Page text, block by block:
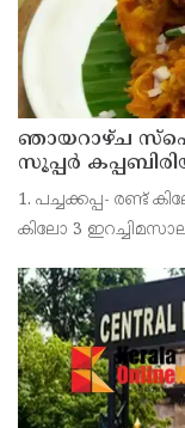
ഞായറാഴ്ച
സൂപ്പർ
1. പച്ചക്കപ്പ- രണ്ട്
കിലോ 3